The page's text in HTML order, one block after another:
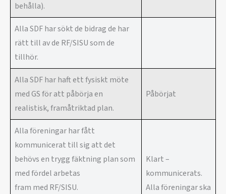
behålla).
Alla SDF har sökt de bidrag de har
rätt till av de RF/SISU som de
tillhör.
Alla SDF har haft ett fysiskt möte
med GS för att påbörja en
realistisk, framåtriktad plan.
Påbörjat
Alla föreningar har fått
kommunicerat till sig att det
behövs en trygg fäktning plan som
med fördel arbetas
fram med RF/SISU.
Klart –
kommunicerats.
Alla föreningar ska